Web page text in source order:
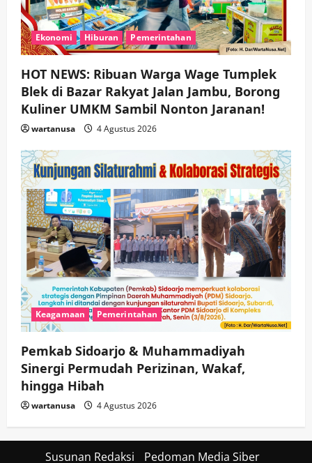
Ekonomi Hiburan Pemerintahan
HOT NEWS: Ribuan Warga Wage Tumplek
Blek di Bazar Rakyat Jalan Jambu, Borong
Kuliner UMKM Sambil Nonton Jaranan!
wartanusa 4 Agustus 2026
Keagamaan Pemerintahan
Pemkab Sidoarjo & Muhammadiyah
Sinergi Permudah Perizinan, Wakaf,
hingga Hibah
wartanusa 4 Agustus 2026
Susunan Redaksi Pedoman Media Siber